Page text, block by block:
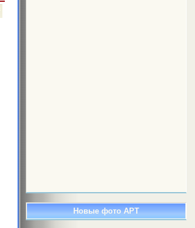
Новые фото АРТ